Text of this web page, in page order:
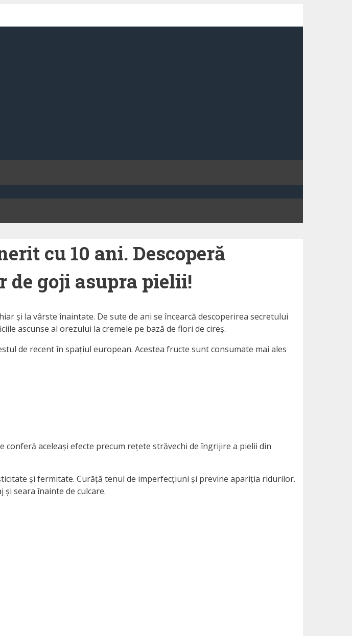
cu 10 ani. Descoperă
goji asupra pielii!
și la vârste înaintate. De sute de ani se încearcă descoperirea secretului
ascunse al orezului la cremele pe bază de flori de cireș.
de recent în spațiul european. Acestea fructe sunt consumate mai ales
conferă aceleași efecte precum rețete străvechi de îngrijire a pielii din
și fermitate. Curăță tenul de imperfecțiuni și previne apariția ridurilor.
seara înainte de culcare.